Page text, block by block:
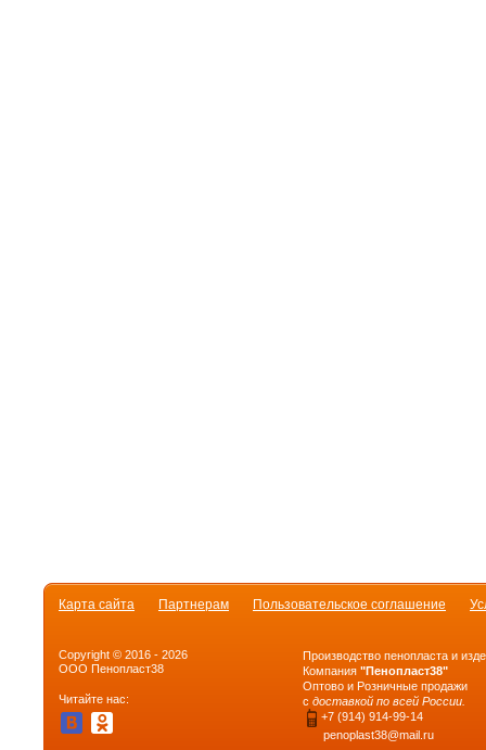
Карта сайта Партнерам Пользовательское соглашение
Copyright © 2016 - 2026
ООО Пенопласт38
Читайте нас:
Производство пенопласта и
Компания "Пенопласт38"
Оптово и Розничные продажи
с доставкой по всей России.
+7 (914) 914-99-14
penoplast38@mail.ru